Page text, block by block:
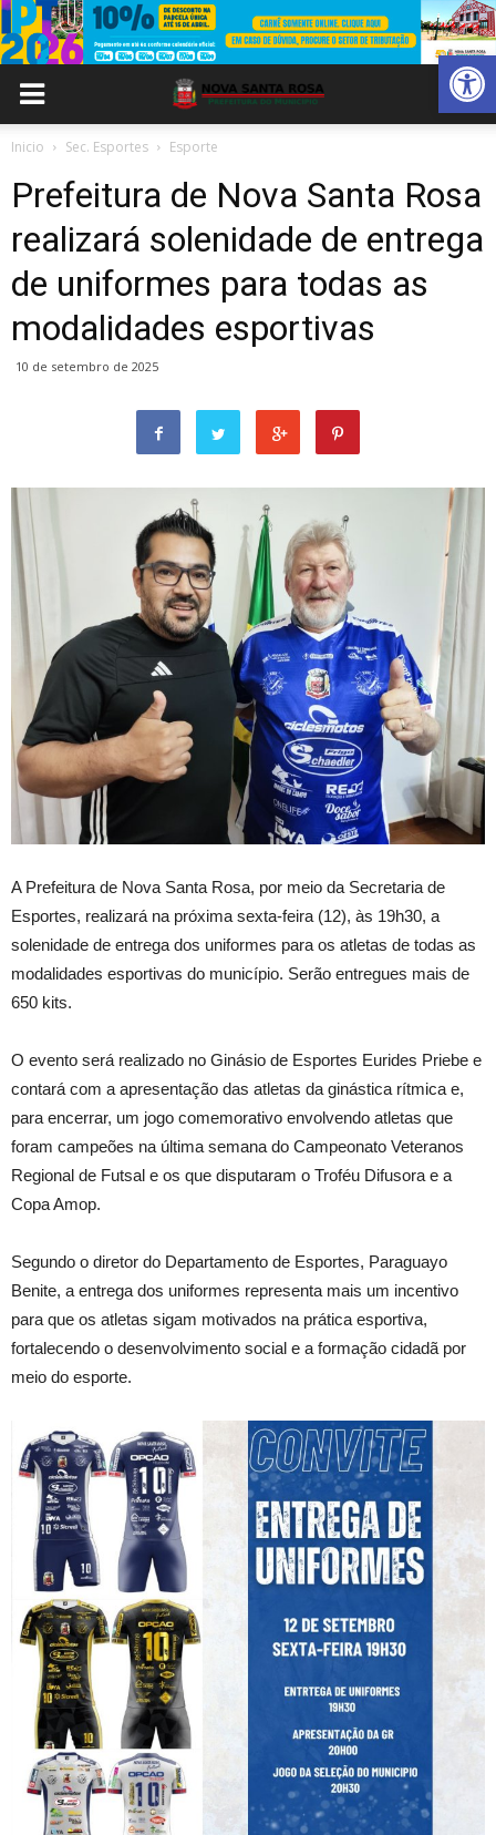
Abrir
Inicio Sec. Esportes Esporte
Prefeitura de Nova Santa Rosa
realizará solenidade de entrega
de uniformes para todas as
modalidades esportivas
10 de setembro de 2025
A Prefeitura de Nova Santa Rosa, por meio da Secretaria de
Esportes, realizará na próxima sexta-feira (12), às 19h30, a
solenidade de entrega dos uniformes para os atletas de todas as
modalidades esportivas do município. Serão entregues mais de
650 kits.
O evento será realizado no Ginásio de Esportes Eurides Priebe e
contará com a apresentação das atletas da ginástica rítmica e,
para encerrar, um jogo comemorativo envolvendo atletas que
foram campeões na última semana do Campeonato Veteranos
Regional de Futsal e os que disputaram o Troféu Difusora e a
Copa Amop.
Segundo o diretor do Departamento de Esportes, Paraguayo
Benite, a entrega dos uniformes representa mais um incentivo
para que os atletas sigam motivados na prática esportiva,
fortalecendo o desenvolvimento social e a formação cidadã por
meio do esporte.